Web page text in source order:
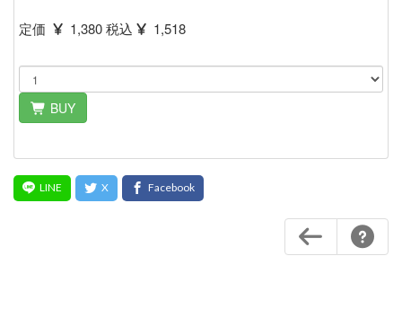
定価 1,380 税込 1,518
BUY